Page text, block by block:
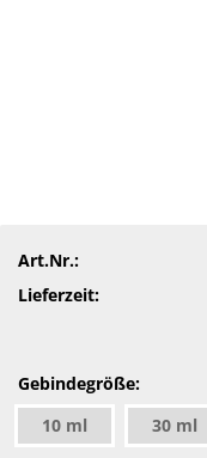
Art.Nr.:
Lieferzeit:
Gebindegröße:
10 ml
30 ml